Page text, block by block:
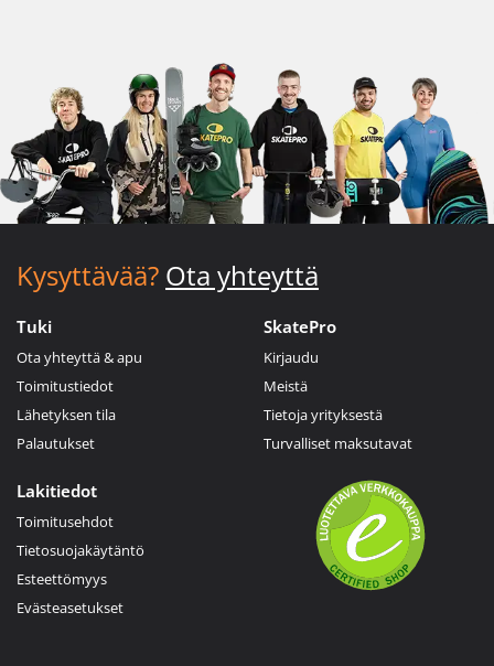
Kysyttävää? Ota yhteyttä
Tuki
Ota yhteyttä & apu
Toimitustiedot
Lähetyksen tila
Palautukset
SkatePro
Kirjaudu
Meistä
Tietoja yrityksestä
Turvalliset maksutavat
Lakitiedot
Toimitusehdot
Tietosuojakäytäntö
Esteettömyys
Evästeasetukset